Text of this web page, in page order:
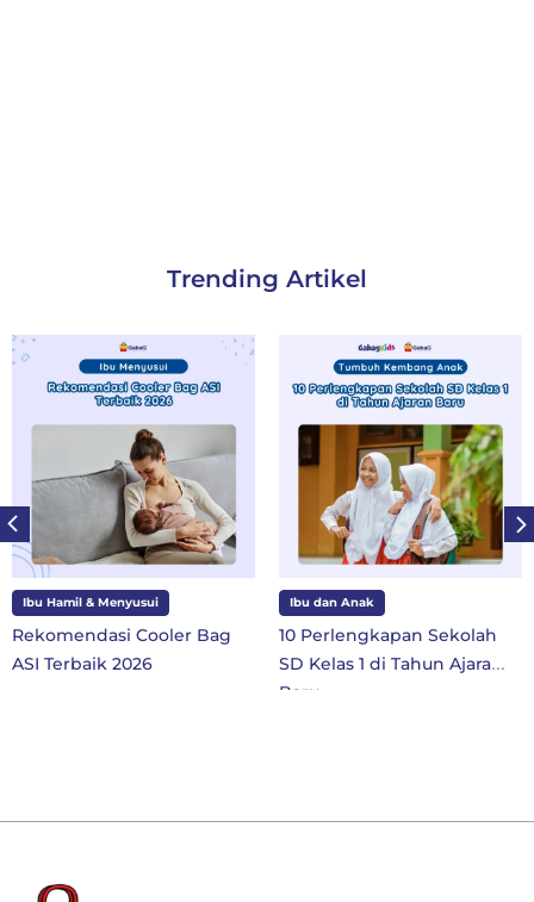
Trending Artikel
Ibu Hamil & Menyusui
Rekomendasi Cooler Bag
ASI Terbaik 2026
Ibu dan Anak
10 Perlengkapan Sekolah
SD Kelas 1 di Tahun Ajaran
Baru